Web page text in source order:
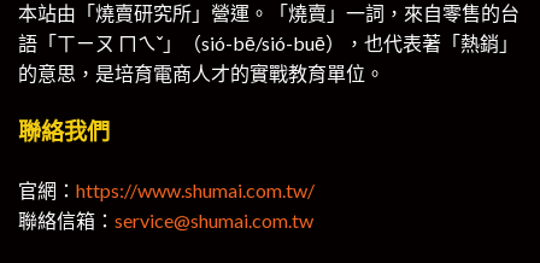
本站由「燒賣研究所」營運。「燒賣」一詞，來自零售的台
語「ㄒㄧㄡ ㄇㄟˇ」（sió-bē/sió-buē），也代表著「熱銷」
的意思，是培育電商人才的實戰教育單位。
聯絡我們
官網： https://www.shumai.com.tw/
聯絡信箱： service@shumai.com.tw